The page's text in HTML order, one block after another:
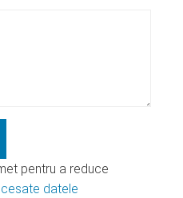
pentru a reduce
datele